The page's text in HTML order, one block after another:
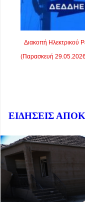
Διακοπή Ηλεκτρικού
(Παρασκευή
ΕΙΔΗΣΕΙΣ